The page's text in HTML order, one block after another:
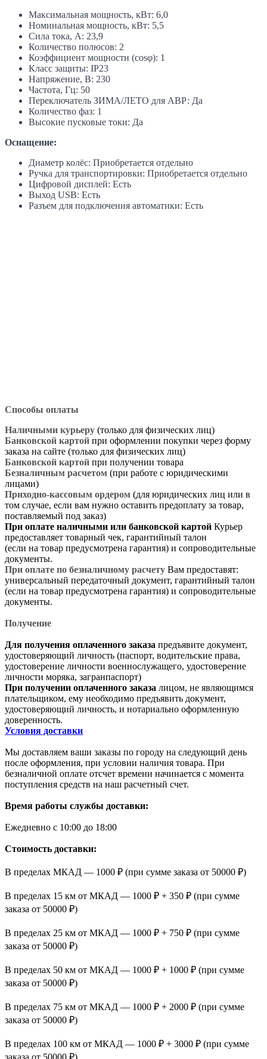
Максимальная мощность, кВт: 6,0
Номинальная мощность, кВт: 5,5
Сила тока, А: 23,9
Количество полюсов: 2
Коэффициент мощности (cosφ): 1
Класс защиты: IP23
Напряжение, В: 230
Частота, Гц: 50
Переключатель ЗИМА/ЛЕТО для АВР: Да
Количество фаз: 1
Высокие пусковые токи: Да
Оснащение:
Диаметр колёс: Приобретается отдельно
Ручка для транспортировки: Приобретается отдельно
Цифровой дисплей: Есть
Выход USB: Есть
Разъем для подключения автоматики: Есть
Способы оплаты
Наличными курьеру (только для физических лиц)
Банковской картой при оформлении покупки через форму
заказа на сайте (только для физических лиц)
Банковской картой при получении товара
Безналичным расчетом (при работе с юридическими
лицами)
Приходно-кассовым ордером (для юридических лиц или в
том случае, если вам нужно оставить предоплату за товар,
поставляемый под заказ)
При оплате наличными или банковской картой Курьер
предоставляет товарный чек, гарантийный талон
(если на товар предусмотрена гарантия) и сопроводительные
документы.
При оплате по безналичному расчету Вам предоставят:
универсальный передаточный документ, гарантийный талон
(если на товар предусмотрена гарантия) и сопроводительные
документы.
Получение
Для получения оплаченного заказа предъявите документ,
удостоверяющий личность (паспорт, водительские права,
удостоверение личности военнослужащего, удостоверение
личности моряка, загранпаспорт)
При получении оплаченного заказа лицом, не являющимся
плательщиком, ему необходимо предъявить документ,
удостоверяющий личность, и нотариально оформленную
доверенность.
Условия доставки
Мы доставляем ваши заказы по городу на следующий день
после оформления, при условии наличия товара. При
безналичной оплате отсчет времени начинается с момента
поступления средств на наш расчетный счет.
Время работы службы доставки:
Ежедневно с 10:00 до 18:00
Стоимость доставки:
В пределах МКАД — 1000 ₽ (при сумме заказа от 50000 ₽)
В пределах 15 км от МКАД — 1000 ₽ + 350 ₽ (при сумме
заказа от 50000 ₽)
В пределах 25 км от МКАД — 1000 ₽ + 750 ₽ (при сумме
заказа от 50000 ₽)
В пределах 50 км от МКАД — 1000 ₽ + 1000 ₽ (при сумме
заказа от 50000 ₽)
В пределах 75 км от МКАД — 1000 ₽ + 2000 ₽ (при сумме
заказа от 50000 ₽)
В пределах 100 км от МКАД — 1000 ₽ + 3000 ₽ (при сумме
заказа от 50000 ₽)